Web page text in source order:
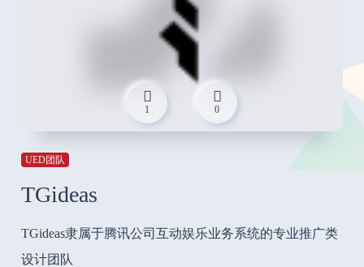
1 0
UED团队
TGideas
TGideas隶属于腾讯公司互动娱乐业务系统的专业推广类
设计团队